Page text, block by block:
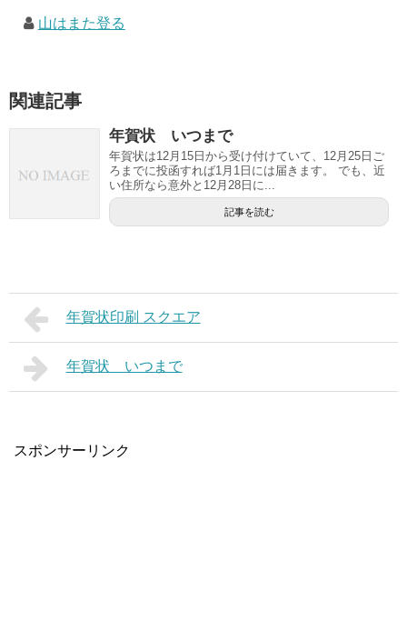
山はまた登る
関連記事
年賀状 いつまで
年賀状は12月15日から受け付けていて、12月25日ご
ろまでに投函すれば1月1日には届きます。 でも、近
い住所なら意外と12月28日に...
記事を読む
年賀状印刷 スクエア
年賀状 いつまで
スポンサーリンク